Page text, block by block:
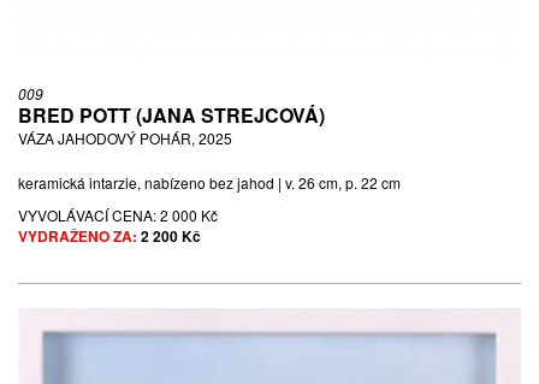
009
BRED POTT (JANA STREJCOVÁ)
VÁZA JAHODOVÝ POHÁR, 2025
keramická intarzie, nabízeno bez jahod | v. 26 cm, p. 22 cm
VYVOLÁVACÍ CENA:2 000 Kč
VYDRAŽENO ZA: 2 200 Kč